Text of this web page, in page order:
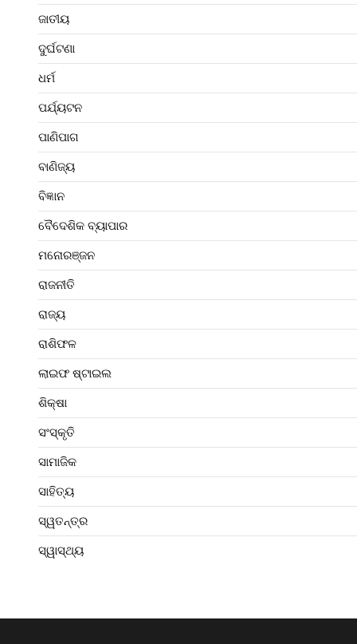
ଜାତୀୟ
ଦୁର୍ଘଟଣା
ଧର୍ମ
ପର୍ଯ୍ୟଟନ
ପାଣିପାଗ
ବାଣିଜ୍ୟ
ବିଜ୍ଞାନ
ବୈଦେଶିକ ବ୍ୟାପାର
ମନୋରଞ୍ଜନ
ରାଜନୀତି
ରାଜ୍ୟ
ରାଶିଫଳ
ଲାଇଫ ଷ୍ଟାଇଲ
ଶିକ୍ଷା
ସଂସ୍କୃତି
ସାମାଜିକ
ସାହିତ୍ୟ
ସ୍ୱତନ୍ତ୍ର
ସ୍ୱାସ୍ଥ୍ୟ